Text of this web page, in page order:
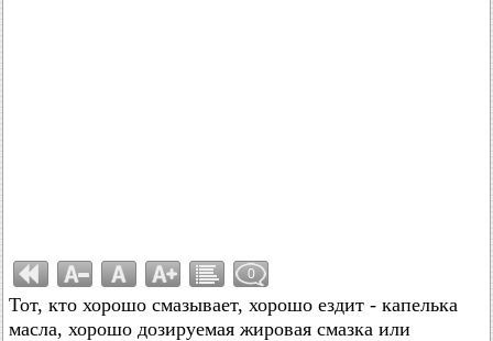
0
Тот, кто хорошо смазывает, хорошо ездит - капелька
масла, хорошо дозируемая жировая смазка или